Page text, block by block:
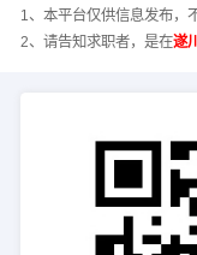
1、本平台仅供信息发布，
2、请告知求职者，是在遂